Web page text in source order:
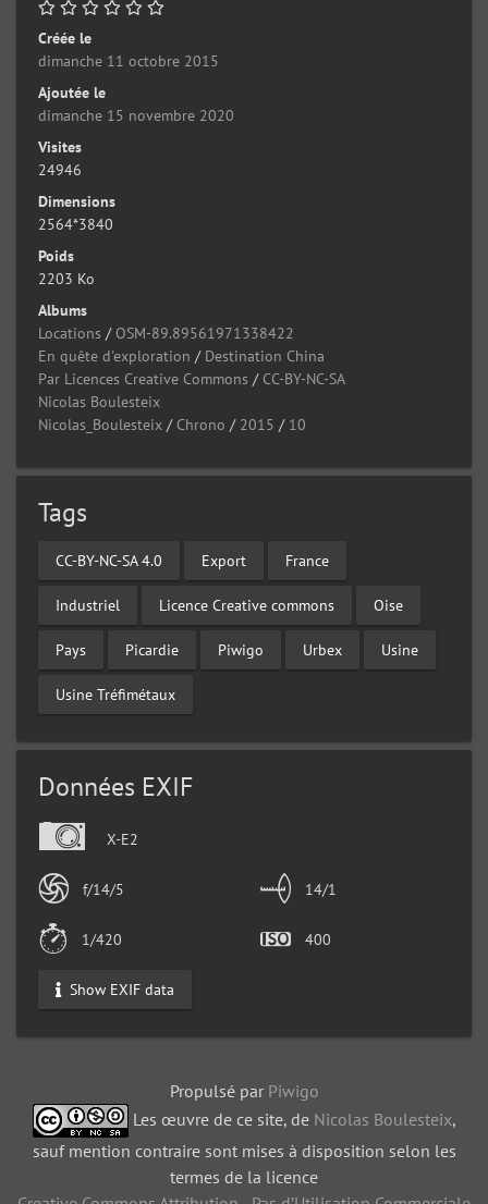
Créée le
dimanche 11 octobre 2015
Ajoutée le
dimanche 15 novembre 2020
Visites
24946
Dimensions
2564*3840
Poids
2203 Ko
Albums
Locations / OSM-89.89561971338422
En quête d'exploration / Destination China
Par Licences Creative Commons / CC-BY-NC-SA
Nicolas Boulesteix
Nicolas_Boulesteix / Chrono / 2015 / 10
Tags
CC-BY-NC-SA 4.0 Export France
Industriel Licence Creative commons Oise
Pays Picardie Piwigo Urbex Usine
Usine Tréfimétaux
Données EXIF
X-E2
f/14/5 14/1
1/420 400
Show EXIF data
Propulsé par Piwigo
Les œuvre de ce site, de Nicolas Boulesteix,
sauf mention contraire sont mises à disposition selon les
termes de la licence